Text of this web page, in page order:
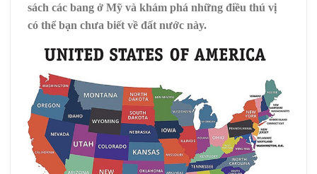
sách các bang ở Mỹ và khám phá những điều thú vị
có thể bạn chưa biết về đất nước này.